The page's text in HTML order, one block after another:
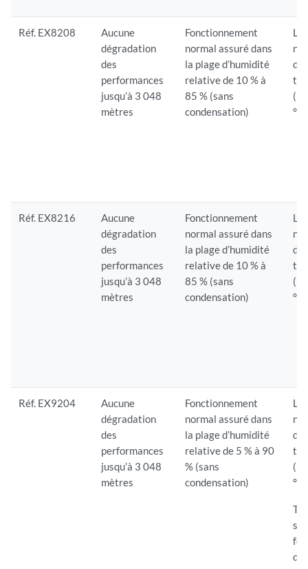
Réf. EX8208
Aucune
dégradation
des
performances
jusqu’à 3 048
mètres
Fonctionnement
normal assuré dans
la plage d’humidité
relative de 10 % à
85 % (sans
condensation)
Le
°F)
Réf. EX8216
Aucune
dégradation
des
performances
jusqu’à 3 048
mètres
Fonctionnement
normal assuré dans
la plage d’humidité
relative de 10 % à
85 % (sans
condensation)
Le
°F)
Réf. EX9204
Aucune
dégradation
des
performances
jusqu’à 3 048
mètres
Fonctionnement
normal assuré dans
la plage d’humidité
relative de 5 % à 90
% (sans
condensation)
Le
°F)